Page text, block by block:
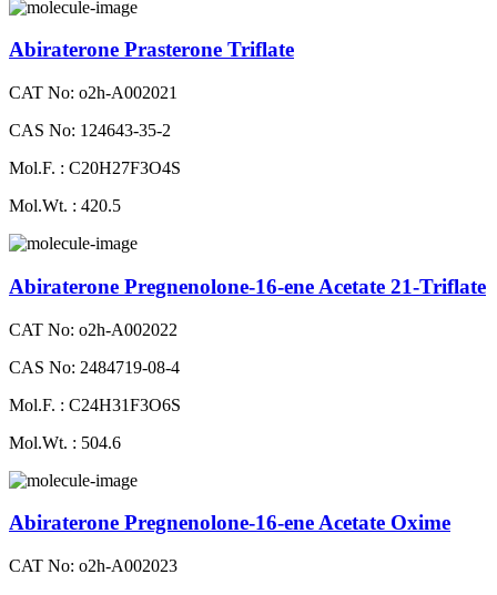
Abiraterone Prasterone Triflate
CAT No: o2h-A002021
CAS No: 124643-35-2
Mol.F. : C20H27F3O4S
Mol.Wt. : 420.5
Abiraterone Pregnenolone-16-ene Acetate 21-Triflate
CAT No: o2h-A002022
CAS No: 2484719-08-4
Mol.F. : C24H31F3O6S
Mol.Wt. : 504.6
Abiraterone Pregnenolone-16-ene Acetate Oxime
CAT No: o2h-A002023